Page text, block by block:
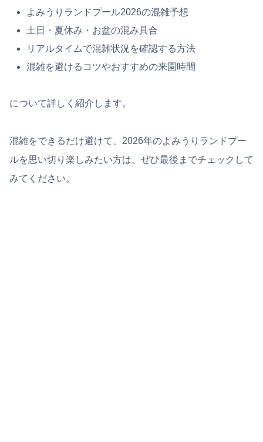
よみうりランドプール2026の混雑予想
土日・夏休み・お盆の混み具合
リアルタイムで混雑状況を確認する方法
混雑を避けるコツやおすすめの来園時間
について詳しく紹介します。
混雑をできるだけ避けて、2026年のよみうりランドプー
ルを思い切り楽しみたい方は、ぜひ最後までチェックして
みてください。